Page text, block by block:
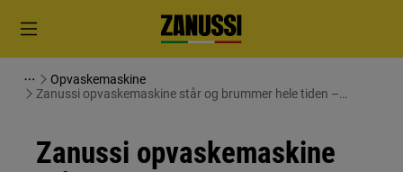
Opvaskemaskine
Zanussi opvaskemaskine står og brummer hele tiden –
Zanussi opvaskemaskine